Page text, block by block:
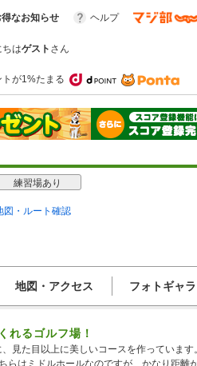
得なお知らせ ヘルプ
ちはゲスト さん
トが1%たまる
練習場あり
図・ルート確認
地図・アクセス フォトギャ
れるゴルフ場！
見た目以上に美しいコースを作っています